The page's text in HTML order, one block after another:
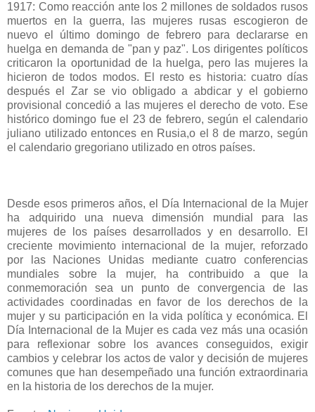
1917: Como reacción ante los 2 millones de soldados rusos
muertos en la guerra, las mujeres rusas escogieron de
nuevo el último domingo de febrero para declararse en
huelga en demanda de "pan y paz". Los dirigentes políticos
criticaron la oportunidad de la huelga, pero las mujeres la
hicieron de todos modos. El resto es historia: cuatro días
después el Zar se vio obligado a abdicar y el gobierno
provisional concedió a las mujeres el derecho de voto. Ese
histórico domingo fue el 23 de febrero, según el calendario
juliano utilizado entonces en Rusia,o el 8 de marzo, según
el calendario gregoriano utilizado en otros países.
Desde esos primeros años, el Día Internacional de la Mujer
ha adquirido una nueva dimensión mundial para las
mujeres de los países desarrollados y en desarrollo. El
creciente movimiento internacional de la mujer, reforzado
por las Naciones Unidas mediante cuatro conferencias
mundiales sobre la mujer, ha contribuido a que la
conmemoración sea un punto de convergencia de las
actividades coordinadas en favor de los derechos de la
mujer y su participación en la vida política y económica. El
Día Internacional de la Mujer es cada vez más una ocasión
para reflexionar sobre los avances conseguidos, exigir
cambios y celebrar los actos de valor y decisión de mujeres
comunes que han desempeñado una función extraordinaria
en la historia de los derechos de la mujer.